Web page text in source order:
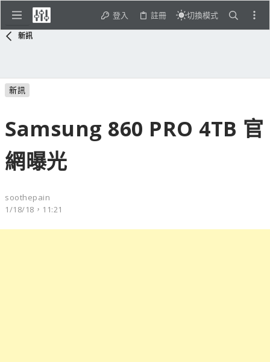
登入 註冊 切換模式
新訊
新訊
Samsung 860 PRO 4TB 官
網曝光
soothepain
1/18/18，11:21